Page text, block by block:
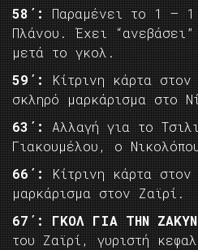
58΄:
Παραμένει το 1 –
Πλάνου. Έχει
μετά το γκολ.
59΄:
Κίτρινη κάρτα
σκληρό μαρκάρισμα στο
63΄:
Αλλαγή για το
Γιακουμέλου, ο
66΄:
Κίτρινη κάρτα
μαρκάρισμα στον Ζαϊρί.
67΄: ΓΚΟΛ ΓΙΑ ΤΗΝ
του Ζαϊρί, γυριστή